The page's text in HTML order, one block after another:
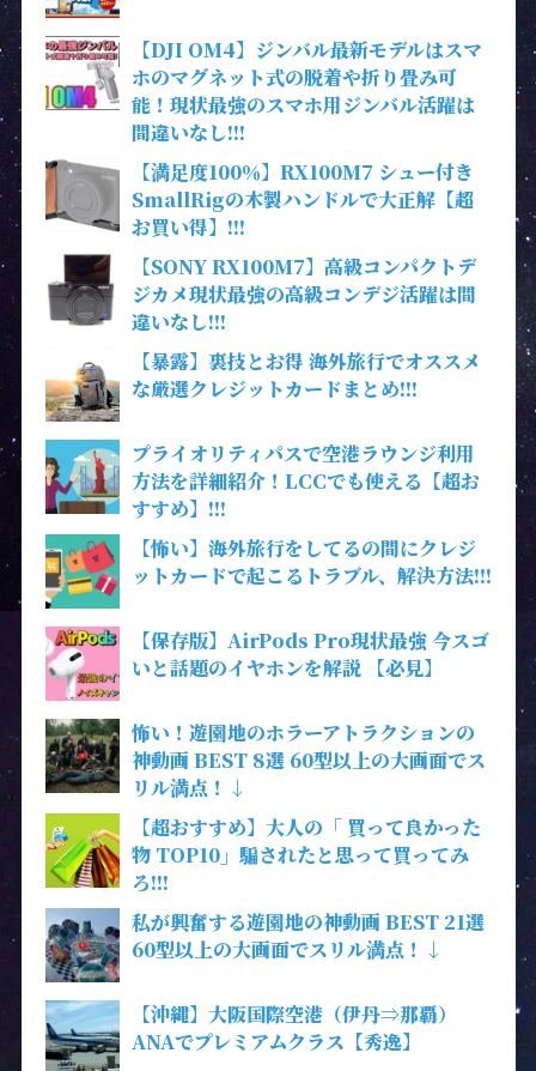
【DJI OM4】ジンバル最新モデルはスマ
ホのマグネット式の脱着や折り畳み可
能！現状最強のスマホ用ジンバル活躍は
間違いなし!!!
【満足度100％】RX100M7 シュー付き
SmallRigの木製ハンドルで大正解【超
お買い得】!!!
【SONY RX100M7】高級コンパクトデ
ジカメ現状最強の高級コンデジ活躍は間
違いなし!!!
【暴露】裏技とお得 海外旅行でオススメ
な厳選クレジットカードまとめ!!!
プライオリティパスで空港ラウンジ利用
方法を詳細紹介！LCCでも使える【超お
すすめ】!!!
【怖い】海外旅行をしてるの間にクレジ
ットカードで起こるトラブル、解決方法!!!
【保存版】AirPods Pro現状最強 今スゴ
いと話題のイヤホンを解説 【必見】
怖い！遊園地のホラーアトラクションの
神動画 BEST 8選 60型以上の大画面でス
リル満点！↓
【超おすすめ】大人の「 買って良かった
物 TOP10」騙されたと思って買ってみ
ろ!!!
私が興奮する遊園地の神動画 BEST 21選
60型以上の大画面でスリル満点！↓
【沖縄】大阪国際空港（伊丹⇒那覇）
ANAでプレミアムクラス【秀逸】